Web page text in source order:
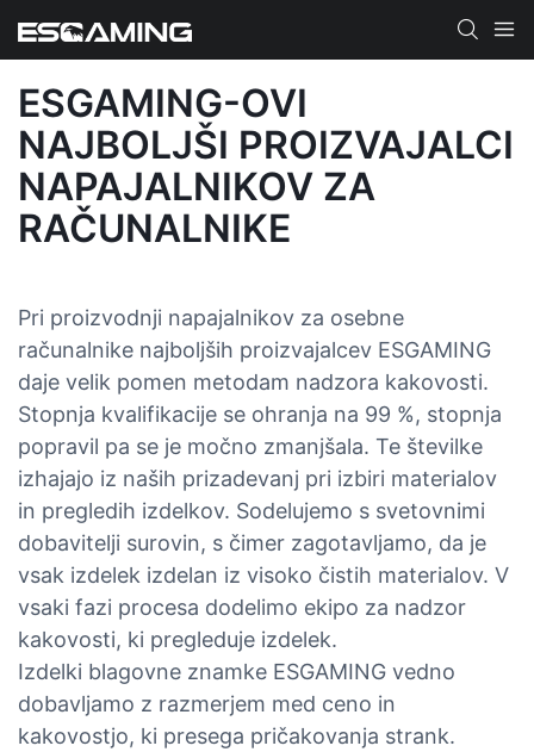
ESGAMING-OVI
NAJBOLJŠI PROIZVAJALCI
NAPAJALNIKOV ZA
RAČUNALNIKE
Pri proizvodnji napajalnikov za osebne
računalnike najboljših proizvajalcev ESGAMING
daje velik pomen metodam nadzora kakovosti.
Stopnja kvalifikacije se ohranja na 99 %, stopnja
popravil pa se je močno zmanjšala. Te številke
izhajajo iz naših prizadevanj pri izbiri materialov
in pregledih izdelkov. Sodelujemo s svetovnimi
dobavitelji surovin, s čimer zagotavljamo, da je
vsak izdelek izdelan iz visoko čistih materialov. V
vsaki fazi procesa dodelimo ekipo za nadzor
kakovosti, ki pregleduje izdelek.
Izdelki blagovne znamke ESGAMING vedno
dobavljamo z razmerjem med ceno in
kakovostjo, ki presega pričakovanja strank.